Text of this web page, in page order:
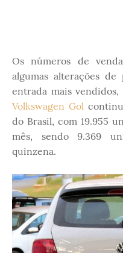
Os números de
algumas alterações
entrada mais
Volkswagen Gol
do Brasil, com 19.955
mês, sendo 9.369
quinzena.